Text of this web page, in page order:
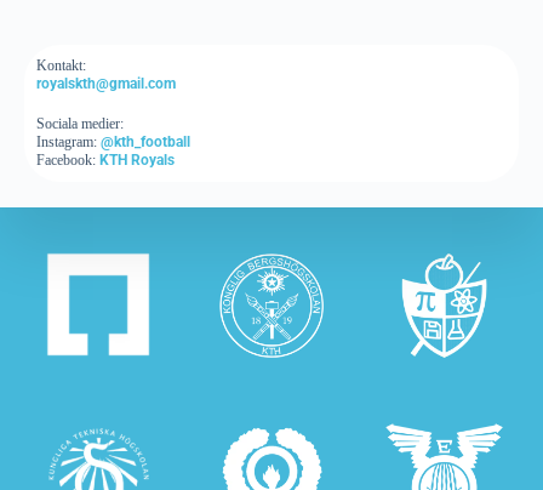
Kontakt:
royalskth@gmail.com
Sociala medier:
Instagram: @kth_football
Facebook: KTH Royals